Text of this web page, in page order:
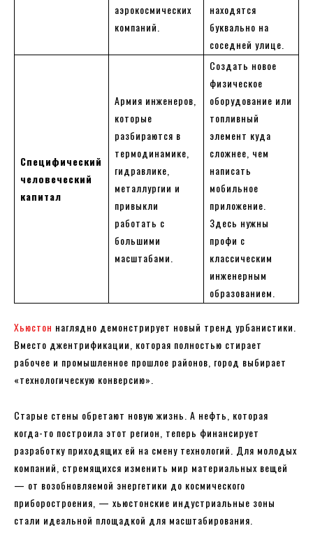
аэрокосмических
компаний.
находятся
буквально на
соседней улице.
Специфический
человеческий
капитал
Армия инженеров,
которые
разбираются в
термодинамике,
гидравлике,
металлургии и
привыкли
работать с
большими
масштабами.
Создать новое
физическое
оборудование или
топливный
элемент куда
сложнее, чем
написать
мобильное
приложение.
Здесь нужны
профи с
классическим
инженерным
образованием.
Хьюстон наглядно демонстрирует новый тренд урбанистики.
Вместо джентрификации, которая полностью стирает
рабочее и промышленное прошлое районов, город выбирает
«технологическую конверсию».
Старые стены обретают новую жизнь. А нефть, которая
когда-то построила этот регион, теперь финансирует
разработку приходящих ей на смену технологий. Для молодых
компаний, стремящихся изменить мир материальных вещей
— от возобновляемой энергетики до космического
приборостроения, — хьюстонские индустриальные зоны
стали идеальной площадкой для масштабирования.